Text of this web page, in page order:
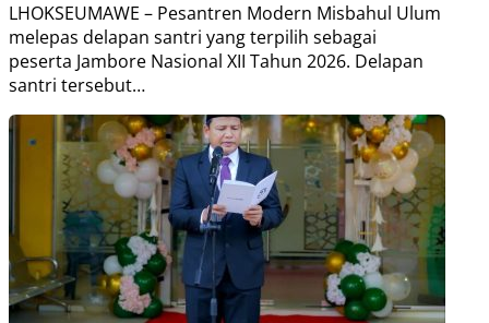
LHOKSEUMAWE – Pesantren Modern Misbahul Ulum
melepas delapan santri yang terpilih sebagai
peserta Jambore Nasional XII Tahun 2026. Delapan
santri tersebut…